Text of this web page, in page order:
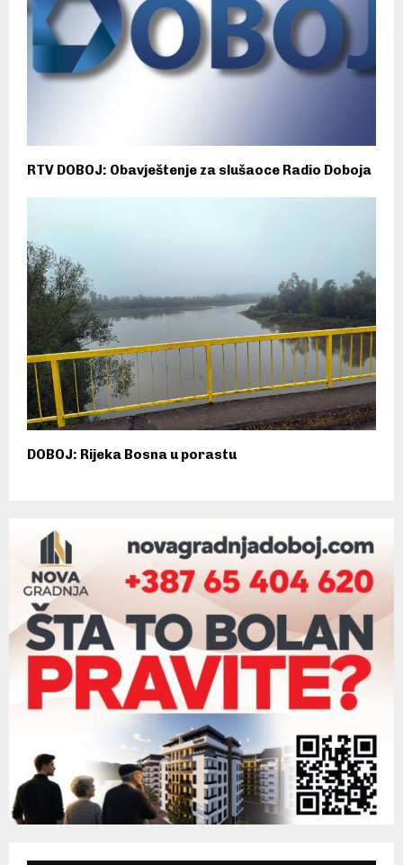
RTV DOBOJ: Obavještenje za slušaoce Radio Doboja
DOBOJ: Rijeka Bosna u porastu